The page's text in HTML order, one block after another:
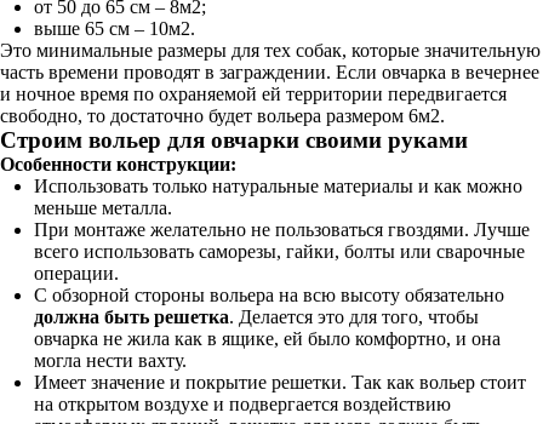
от 50 до 65 см – 8м2;
выше 65 см – 10м2.
Это минимальные размеры для тех собак, которые значительную
часть времени проводят в заграждении. Если овчарка в вечернее
и ночное время по охраняемой ей территории передвигается
свободно, то достаточно будет вольера размером 6м2.
Строим вольер для овчарки своими руками
Особенности конструкции:
Использовать только натуральные материалы и как можно
меньше металла.
При монтаже желательно не пользоваться гвоздями. Лучше
всего использовать саморезы, гайки, болты или сварочные
операции.
С обзорной стороны вольера на всю высоту обязательно
должна быть решетка. Делается это для того, чтобы
овчарка не жила как в ящике, ей было комфортно, и она
могла нести вахту.
Имеет значение и покрытие решетки. Так как вольер стоит
на открытом воздухе и подвергается воздействию